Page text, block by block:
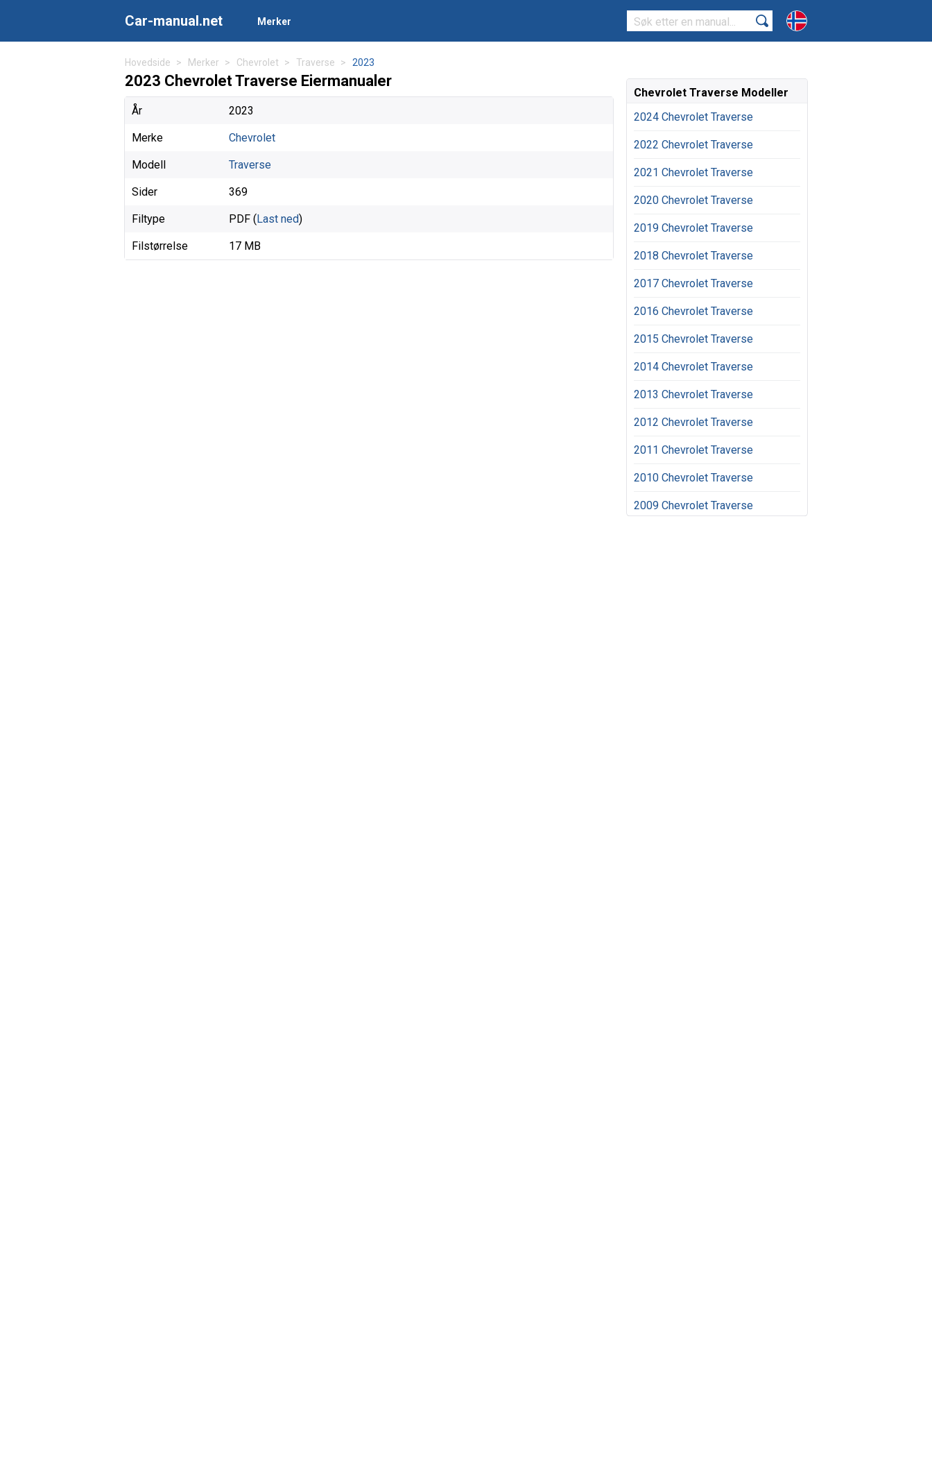
Car-manual.net Merker
Hovedside Merker Chevrolet Traverse 2023
2023 Chevrolet Traverse Eiermanualer
År 2023
Merke Chevrolet
Modell Traverse
Sider 369
Filtype PDF (Last ned)
Filstørrelse 17 MB
Chevrolet Traverse Modeller
2024 Chevrolet Traverse
2022 Chevrolet Traverse
2021 Chevrolet Traverse
2020 Chevrolet Traverse
2019 Chevrolet Traverse
2018 Chevrolet Traverse
2017 Chevrolet Traverse
2016 Chevrolet Traverse
2015 Chevrolet Traverse
2014 Chevrolet Traverse
2013 Chevrolet Traverse
2012 Chevrolet Traverse
2011 Chevrolet Traverse
2010 Chevrolet Traverse
2009 Chevrolet Traverse